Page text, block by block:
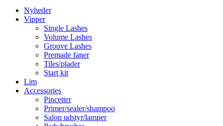
indholdNyheder
Vipper
Single Lashes
Volume Lashes
Groove Lashes
Premade faner
Tiles/plader
Start kit
Lim
Accessories
Pincetter
Primer/sealer/shampoo
Salon udstyr/lamper